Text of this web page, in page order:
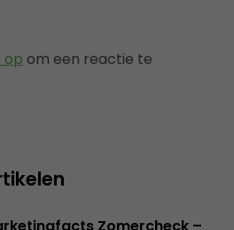
op om een reactie te